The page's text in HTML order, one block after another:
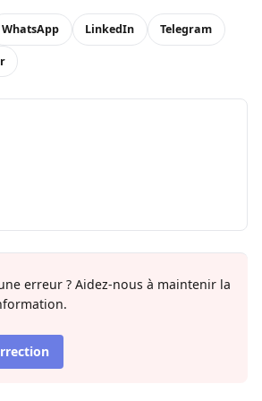
WhatsApp LinkedIn Telegram
erreur ? Aidez-nous à maintenir la